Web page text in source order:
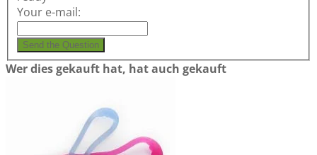
Your e-mail:
Send the Question
Wer dies gekauft hat, hat auch gekauft